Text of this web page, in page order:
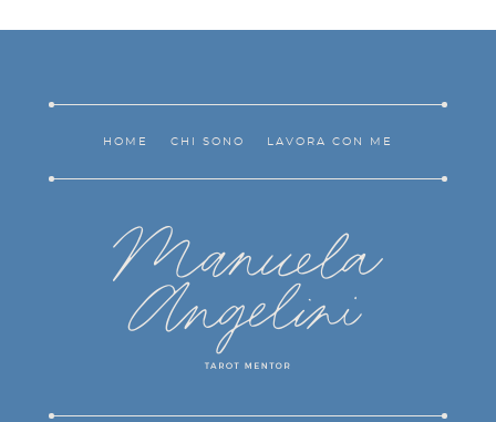
HOME CHI SONO LAVORA CON ME